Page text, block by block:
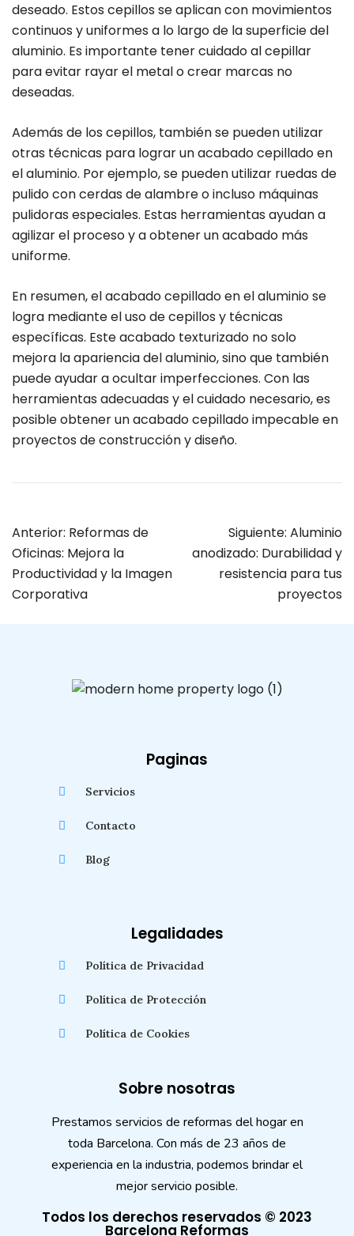
deseado. Estos cepillos se aplican con movimientos
continuos y uniformes a lo largo de la superficie del
aluminio. Es importante tener cuidado al cepillar
para evitar rayar el metal o crear marcas no
deseadas.
Además de los cepillos, también se pueden utilizar
otras técnicas para lograr un acabado cepillado en
el aluminio. Por ejemplo, se pueden utilizar ruedas de
pulido con cerdas de alambre o incluso máquinas
pulidoras especiales. Estas herramientas ayudan a
agilizar el proceso y a obtener un acabado más
uniforme.
En resumen, el acabado cepillado en el aluminio se
logra mediante el uso de cepillos y técnicas
específicas. Este acabado texturizado no solo
mejora la apariencia del aluminio, sino que también
puede ayudar a ocultar imperfecciones. Con las
herramientas adecuadas y el cuidado necesario, es
posible obtener un acabado cepillado impecable en
proyectos de construcción y diseño.
Anterior: Reformas de
Oficinas: Mejora la
Productividad y la Imagen
Corporativa
Siguiente: Aluminio
anodizado: Durabilidad y
resistencia para tus
proyectos
Paginas
Servicios
Contacto
Blog
Legalidades
Política de Privacidad
Política de Protección
Política de Cookies
Sobre nosotras
Prestamos servicios de reformas del hogar en
toda Barcelona. Con más de 23 años de
experiencia en la industria, podemos brindar el
mejor servicio posible.
Todos los derechos reservados © 2023
Barcelona Reformas